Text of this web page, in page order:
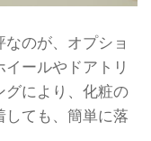
のが、オプショ
ールやドアトリ
グにより、化粧の
しても、簡単に落